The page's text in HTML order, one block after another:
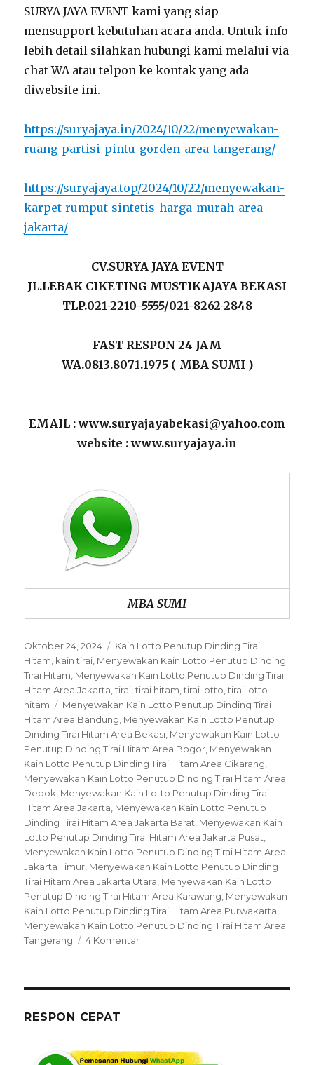
SURYA JAYA EVENT kami yang siap
mensupport kebutuhan acara anda. Untuk info
lebih detail silahkan hubungi kami melalui via
chat WA atau telpon ke kontak yang ada
diwebsite ini.
https://suryajaya.in/2024/10/22/menyewakan-
ruang-partisi-pintu-gorden-area-tangerang/
https://suryajaya.top/2024/10/22/menyewakan-
karpet-rumput-sintetis-harga-murah-area-
jakarta/
CV.SURYA JAYA EVENT
JL.LEBAK CIKETING MUSTIKAJAYA BEKASI
TLP.021-2210-5555/021-8262-2848
FAST RESPON 24 JAM
WA.0813.8071.1975 ( MBA SUMI )
EMAIL : www.suryajayabekasi@yahoo.com
website : www.suryajaya.in
MBA SUMI
Posted
on
Oktober 24, 2024 Categories
Kain Lotto Penutup Dinding Tirai
Hitam kain tirai Menyewakan Kain Lotto Penutup Dinding
Tirai Hitam Menyewakan Kain Lotto Penutup Dinding Tirai
Hitam Area Jakarta ,tirai ,tirai hitam ,tirai lotto ,tirai lotto
hitam
Tags
Menyewakan Kain Lotto Penutup Dinding Tirai
Hitam Area Bandung Menyewakan Kain Lotto Penutup
Dinding Tirai Hitam Area Bekasi Menyewakan Kain Lotto
Penutup Dinding Tirai Hitam Area Bogor Menyewakan
Kain Lotto Penutup Dinding Tirai Hitam Area Cikarang
Menyewakan Kain Lotto Penutup Dinding Tirai Hitam Area
Depok Menyewakan Kain Lotto Penutup Dinding Tirai
Hitam Area Jakarta Menyewakan Kain Lotto Penutup
Dinding Tirai Hitam Area Jakarta Barat Menyewakan Kain
Lotto Penutup Dinding Tirai Hitam Area Jakarta Pusat
Menyewakan Kain Lotto Penutup Dinding Tirai Hitam Area
Jakarta Timur Menyewakan Kain Lotto Penutup Dinding
Tirai Hitam Area Jakarta Utara Menyewakan Kain Lotto
Penutup Dinding Tirai Hitam Area Karawang Menyewakan
Kain Lotto Penutup Dinding Tirai Hitam Area Purwakarta
Menyewakan Kain Lotto Penutup Dinding Tirai Hitam Area
Tangerang
4 Komentarpada
Area
RESPON CEPAT